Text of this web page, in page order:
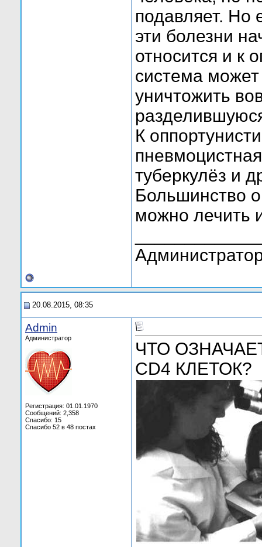
подавляет. Но
эти болезни
относится и к
система может
уничтожить
К
туберкулёз и
Большинство
можно лечить
20.08.2015, 08:35
Admin
Администратор
Регистрация: 01.01.1970
Сообщений: 2,358
Спасибо: 15
Спасибо 52 в 48 постах
ЧТО
СD4 КЛЕТОК?